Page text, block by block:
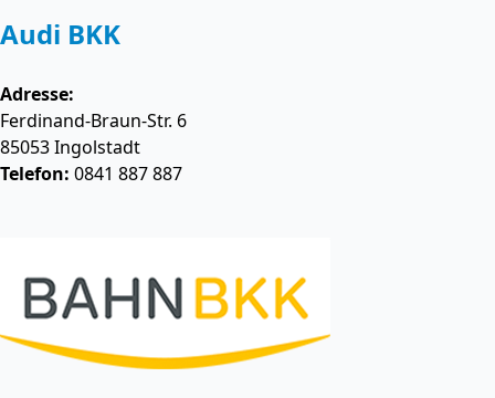
Audi BKK
Adresse:
Ferdinand-Braun-Str. 6
85053Ingolstadt
Telefon: 0841 887 887